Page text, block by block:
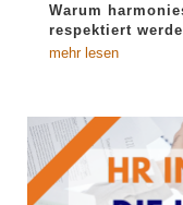
Warum
respektiert
mehr lesen